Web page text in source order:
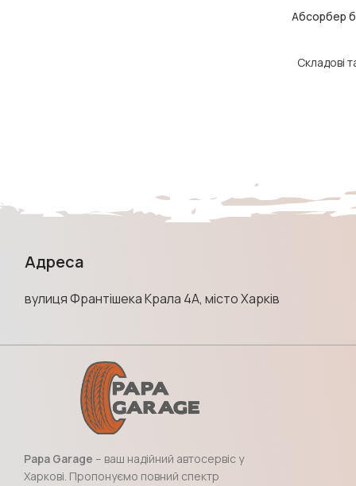
ДОДАТИ В
Абсорбер
Складові
Адреса
вулиця Франтішека Крала 4А, місто Харків
Papa Garage – ваш надійний автосервіс у
Харкові. Пропонуємо повний спектр